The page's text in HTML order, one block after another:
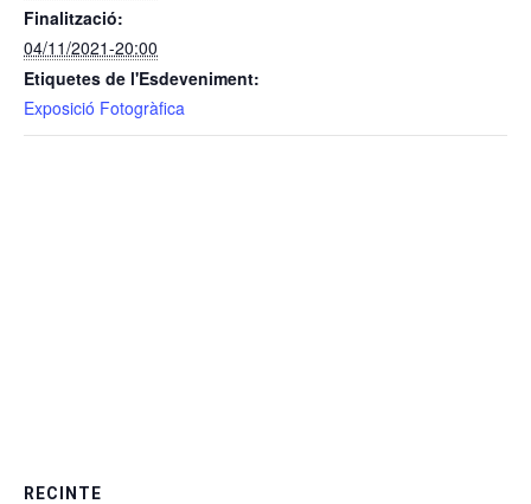
Finalització:
04/11/2021-20:00
Etiquetes de l'Esdeveniment:
Exposició Fotogràfica
RECINTE